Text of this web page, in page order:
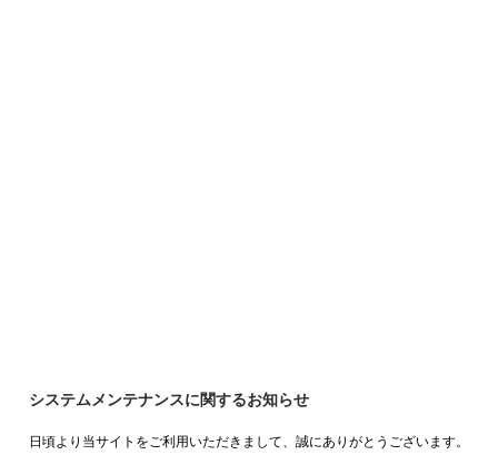
システムメンテナンスに関するお知らせ
日頃より当サイトをご利用いただきまして、誠にありがとうございます。